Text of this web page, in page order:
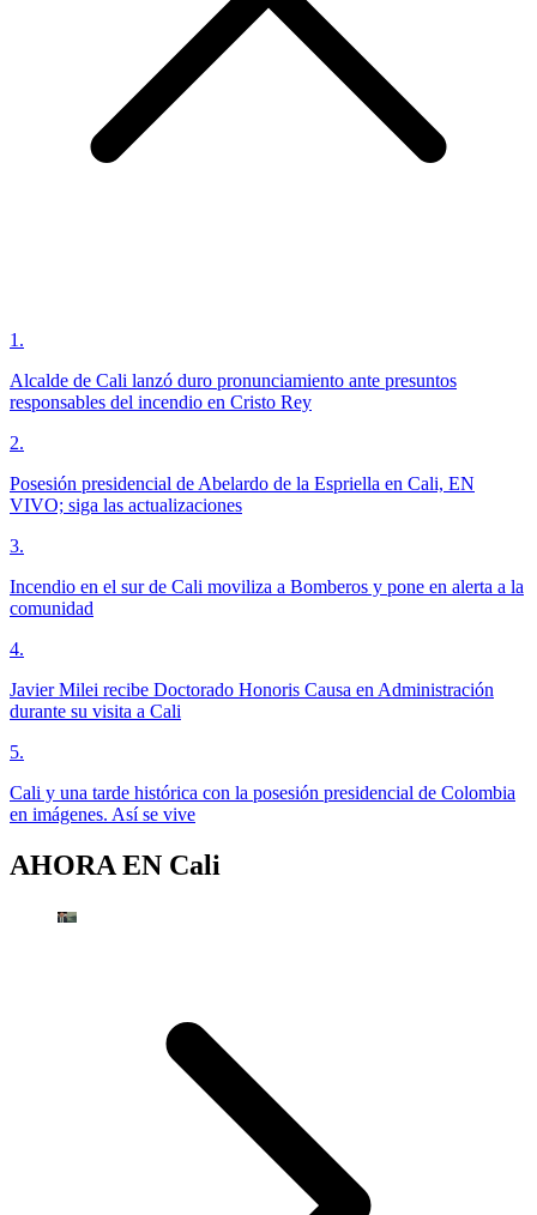
1 .
Alcalde de Cali lanzó duro pronunciamiento ante presuntos
responsables del incendio en Cristo Rey
2.
Posesión presidencial de Abelardo de la Espriella en Cali, EN
VIVO; siga las actualizaciones
3.
Incendio en el sur de Cali moviliza a Bomberos y pone en alerta a la
comunidad
4.
Javier Milei recibe Doctorado Honoris Causa en Administración
durante su visita a Cali
5.
Cali y una tarde histórica con la posesión presidencial de Colombia
en imágenes. Así se vive
AHORA EN Cali